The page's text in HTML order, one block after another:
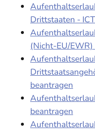
Drittstaaten -
(Nicht-EU/
beantragen
beantragen